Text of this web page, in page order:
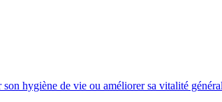
hygiène de vie ou améliorer sa vitalité